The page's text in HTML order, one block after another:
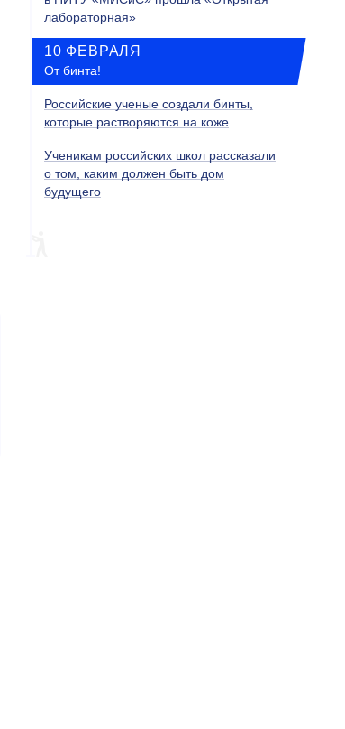
лабораторная»
10 ФЕВРАЛЯ
От бинта!
Российские ученые создали бинты,
которые растворяются на коже
Ученикам российских школ рассказали
о том, каким должен быть дом
будущего